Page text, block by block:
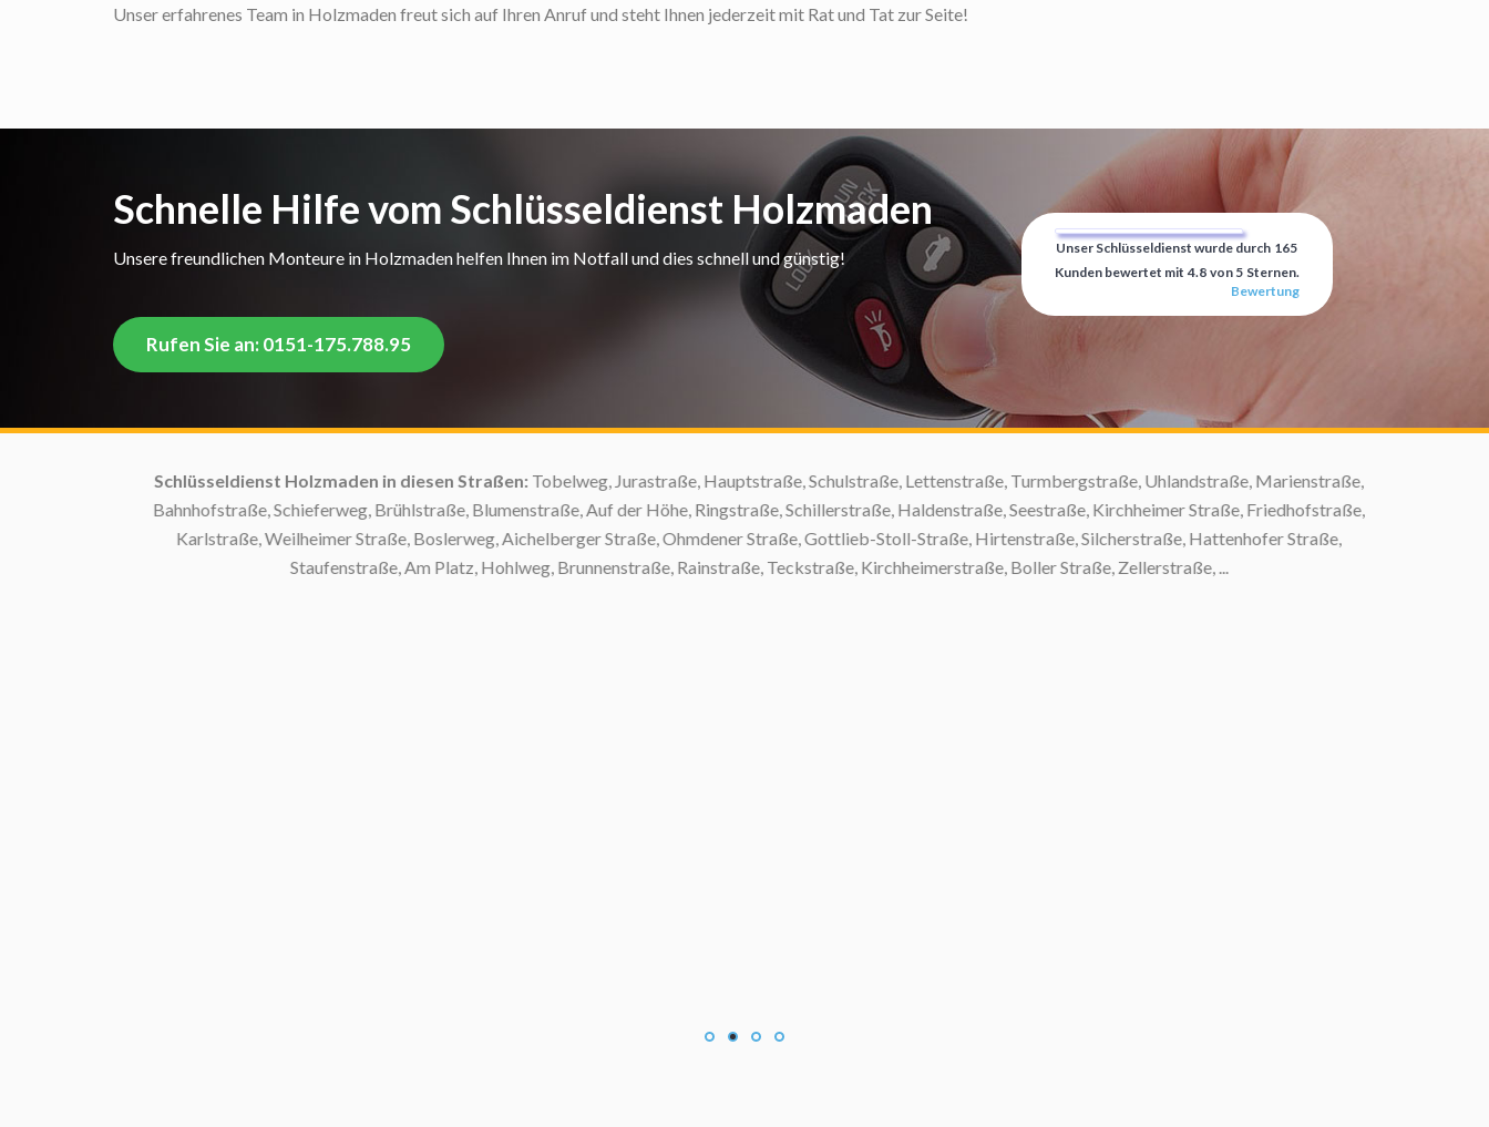
Unser erfahrenes Team in Holzmaden freut sich auf Ihren Anruf und steht Ihnen jederzeit mit Rat und Tat zur Seite!
Schnelle Hilfe vom Schlüsseldienst Holzmaden
Unsere freundlichen Monteure in Holzmaden helfen Ihnen im Notfall und dies schnell und günstig!
Rufen Sie an: 0151-175.788.95
Unser Schlüsseldienst wurde durch 165
Kunden bewertet mit 4.8 von 5 Sternen.
Bewertung
Schlüsseldienst Holzmaden in diesen Straßen:Tobelweg, Jurastraße, Hauptstraße, Schulstraße, Lettenstraße, Turmbergstraße, Uhlandstraße, Marienstraße,
Bahnhofstraße, Schieferweg, Brühlstraße, Blumenstraße, Auf der Höhe, Ringstraße, Schillerstraße, Haldenstraße, Seestraße, Kirchheimer Straße, Friedhofstraße,
Karlstraße, Weilheimer Straße, Boslerweg, Aichelberger Straße, Ohmdener Straße, Gottlieb-Stoll-Straße, Hirtenstraße, Silcherstraße, Hattenhofer Straße,
Staufenstraße, Am Platz, Hohlweg, Brunnenstraße, Rainstraße, Teckstraße, Kirchheimerstraße, Boller Straße, Zellerstraße, ...